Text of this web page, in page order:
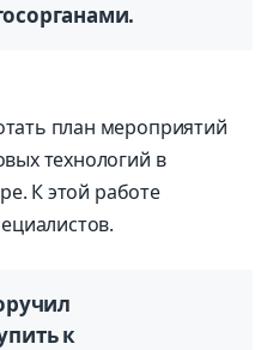
план мероприятий
технологий в
К этой работе
к